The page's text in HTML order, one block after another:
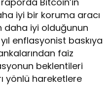
iyi bir koruma aracı
daha iyi olduğunun
enflasyonist baskıya
faiz
beklentileri
yönlü hareketlere